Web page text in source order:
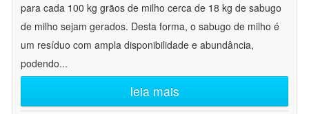
para cada 100 kg grãos de milho cerca de 18 kg de sabugo
de milho sejam gerados. Desta forma, o sabugo de milho é
um resíduo com ampla disponibilidade e abundância,
podendo...
leia mais